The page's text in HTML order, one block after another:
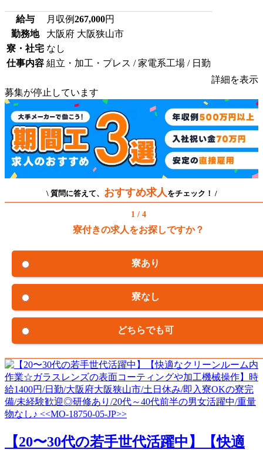
給与 月収例267,000円
勤務地
大阪府 大阪狭山市
寮・社宅 なし
仕事内容 組立・加工・プレス / 家電系工場 / 日勤
詳細を表示
募集が停止しています
\ 質問に答えて、 おすすめ求人 をチェック！ /
1 / 4
寮付きの求人をお探しですか？
寮あり
寮なし
どちらでも可
【20〜30代の若手世代活躍中】【快適